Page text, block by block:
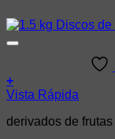
+
Vista Rápida
derivados de frutas